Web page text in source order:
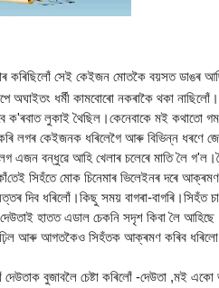
কৰিছিলোঁ‌ সেই কেইজন মোতকৈ বয়সত ডাঙৰ
অঘাইতং ধৰ্মী কামবোৰো নকৰাকৈ থকা নাছিলোঁ‌।
লুকাই থৈছিল।কেনেবাকে মই কথাতো
লগৰ কেইজনক ধৰিলেগৈ আৰু বিভিন্ন ধৰণে
এজন বন্ধুৱে আহি খেলাৰ চলেৰে মাতি লৈ
সিহঁতে মোক চিনেমাৰ ভিলেইনৰ দৰে
ধৰিলোঁ‌।কিছু সময় বাগৰা-বাগৰি।সিহঁত
হাতত এডাল চেকনি সদৃশ কিবা লৈ
আৰু আগতকৈও সিহঁতক আক্ৰমণ কৰিব
বুজাবলৈ চেষ্টা কৰিলোঁ -দেউতা ,মই